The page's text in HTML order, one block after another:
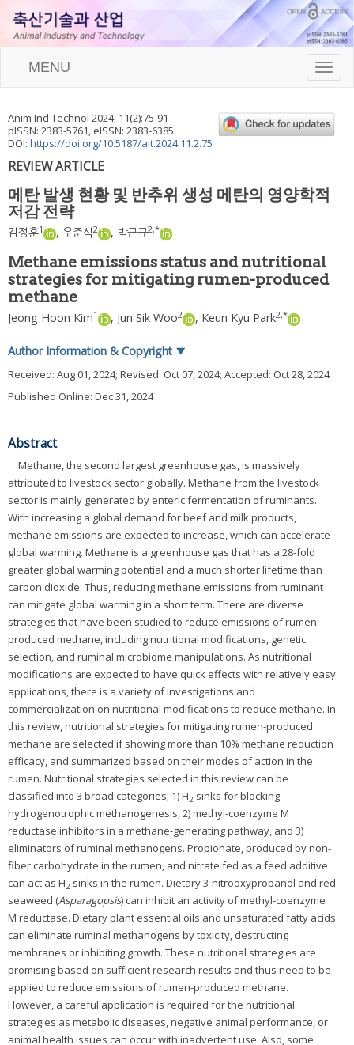
T
o
l
e
i
i
o
n
MENU
Anim Ind Technol 2024; 11(2):75-91
pISSN: 2383-5761, eISSN: 2383-6385
DOI: https://doi.org/10.5187/ait.2024.11.2.75
REVIEW ARTICLE
메탄 발생 현황 및 반추위 생성 메탄의 영양학적
저감 전략
김정훈1 , 우준식2 , 박근규2,*
Methane emissions status and nutritional
strategies for mitigating rumen-produced
methane
Jeong Hoon Kim1 , Jun Sik Woo2 , Keun Kyu Park2,*
Author Information & Copyright ▼
Received: Aug 01, 2024; Revised: Oct 07, 2024; Accepted: Oct 28, 2024
Published Online: Dec 31, 2024
Abstract
Methane, the second largest greenhouse gas, is massively
attributed to livestock sector globally. Methane from the livestock
sector is mainly generated by enteric fermentation of ruminants.
With increasing a global demand for beef and milk products,
methane emissions are expected to increase, which can accelerate
global warming. Methane is a greenhouse gas that has a 28-fold
greater global warming potential and a much shorter lifetime than
carbon dioxide. Thus, reducing methane emissions from ruminant
can mitigate global warming in a short term. There are diverse
strategies that have been studied to reduce emissions of rumen-
produced methane, including nutritional modifications, genetic
selection, and ruminal microbiome manipulations. As nutritional
modifications are expected to have quick effects with relatively easy
applications, there is a variety of investigations and
commercialization on nutritional modifications to reduce methane. In
this review, nutritional strategies for mitigating rumen-produced
methane are selected if showing more than 10% methane reduction
efficacy, and summarized based on their modes of action in the
rumen. Nutritional strategies selected in this review can be
classified into 3 broad categories; 1) H2 sinks for blocking
hydrogenotrophic methanogenesis, 2) methyl-coenzyme M
reductase inhibitors in a methane-generating pathway, and 3)
eliminators of ruminal methanogens. Propionate, produced by non-
fiber carbohydrate in the rumen, and nitrate fed as a feed additive
can act as H2 sinks in the rumen. Dietary 3-nitrooxypropanol and red
seaweed (Asparagopsis) can inhibit an activity of methyl-coenzyme
M reductase. Dietary plant essential oils and unsaturated fatty acids
can eliminate ruminal methanogens by toxicity, destructing
membranes or inhibiting growth. These nutritional strategies are
promising based on sufficient research results and thus need to be
applied to reduce emissions of rumen-produced methane.
However, a careful application is required for the nutritional
strategies as metabolic diseases, negative animal performance, or
animal health issues can occur with inadvertent use. Also, some